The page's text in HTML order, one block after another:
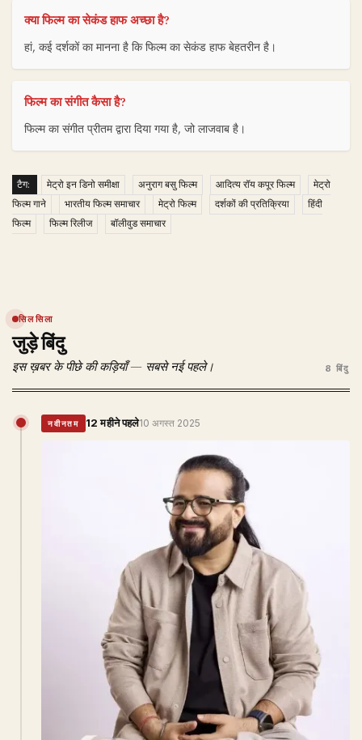
क्या फिल्म का सेकंड हाफ अच्छा है?
हां, कई दर्शकों का मानना है कि फिल्म का सेकंड हाफ बेहतरीन है।
फिल्म का संगीत कैसा है?
फिल्म का संगीत प्रीतम द्वारा दिया गया है, जो लाजवाब है।
टैग: मेट्रो इन डिनो समीक्षा अनुराग बसु फिल्म आदित्य रॉय कपूर फिल्म
मेट्रो
फिल्म गाने
भारतीय फिल्म समाचार मेट्रो फिल्म दर्शकों की प्रतिक्रिया
हिंदी
फिल्म
फिल्म रिलीज बॉलीवुड समाचार
सिलसिला
जुड़े बिंदु
इस ख़बर के पीछे की कड़ियाँ — सबसे नई पहले। 8 बिंदु
नवीनतम 12 महीने पहले10 अगस्त 2025